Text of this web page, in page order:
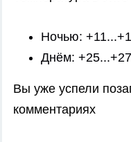
Ночью:
Днём:
Вы уже успели
комментариях